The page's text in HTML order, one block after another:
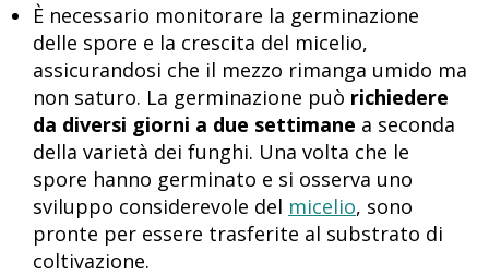
È necessario monitorare la germinazione
delle spore e la crescita del micelio,
assicurandosi che il mezzo rimanga umido ma
non saturo. La germinazione può richiedere
da diversi giorni a due settimane a seconda
della varietà dei funghi. Una volta che le
spore hanno germinato e si osserva uno
sviluppo considerevole del micelio, sono
pronte per essere trasferite al substrato di
coltivazione.